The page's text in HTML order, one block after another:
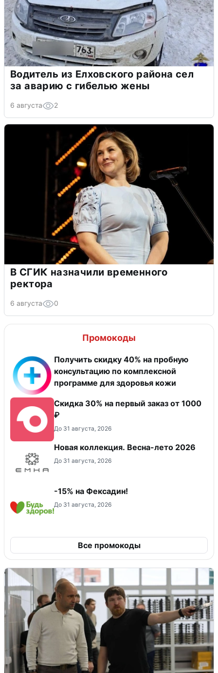
Водитель из Елховского района сел
за аварию с гибелью жены
6 августа 2
В СГИК назначили временного
ректора
6 августа 0
Промокоды
Получить скидку 40% на пробную
консультацию по комплексной
программе для здоровья кожи
Скидка 30% на первый заказ от 1000
₽
До 31 августа, 2026
Новая коллекция. Весна-лето 2026
До 31 августа, 2026
-15% на Фексадин!
До 31 августа, 2026
Все промокоды